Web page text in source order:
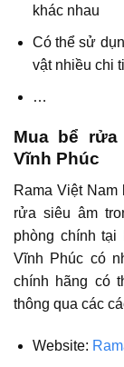
khác nhau
Có thể sử
vật nhiều chi
…
Mua bể
Vĩnh Phúc
Rama Việt
rửa siêu âm
phòng chính
Vĩnh Phúc có
chính hãng có
thông qua các
Website: